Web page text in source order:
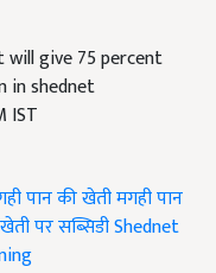
give 75 percent
in shednet
IST
पान की खेतीमगही पान
पर सब्सिडीShednet